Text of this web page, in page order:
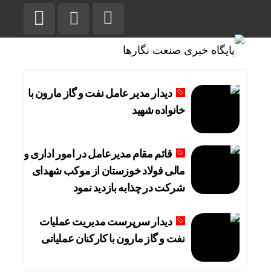
دیدار مدیر عامل نفت و گاز مارون با
خانواده شهید
قائم مقام مدیرعامل در امور اداری و
مالی فولاد خوزستان از موکب شهدای
شرکت در چذابه بازدید نمود
دیدار سرپرست مدیریت عملیات
نفت و گاز مارون با کارکنان عملیاتی